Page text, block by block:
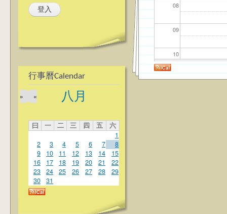
行事曆Calendar
八月
«
»
曰 一 二 三 四 五
六
1
2
3 4 5 6 7
8
9
10 11 12 13 14
15
16
17 18 19 20 21
22
23
24 25 26 27 28
29
30
31
08
09
10
11